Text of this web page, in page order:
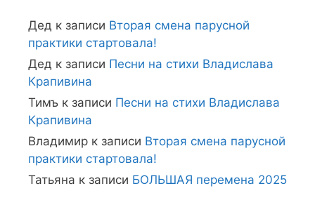
Дед к записи Вторая смена парусной
практики стартовала!
Дед к записи Песни на стихи Владислава
Крапивина
Тимъ к записи Песни на стихи Владислава
Крапивина
Владимир к записи Вторая смена парусной
практики стартовала!
Татьяна к записи БОЛЬШАЯ перемена 2025